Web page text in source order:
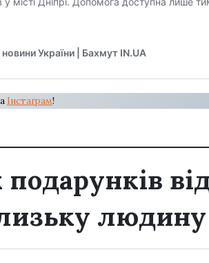
Інстаграм!
людину